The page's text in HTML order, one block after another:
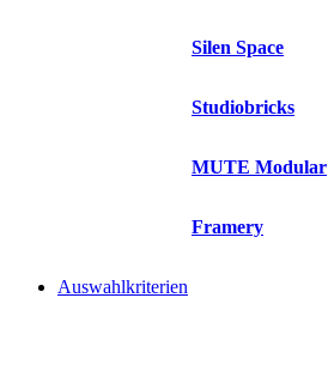
Silen Space
Studiobricks
MUTE Modular
Framery
Auswahlkriterien